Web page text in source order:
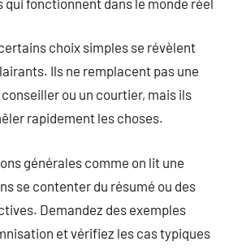
choix simples se révèlent
Ils ne remplacent pas une
ou un courtier, mais ils
rapidement les choses.
générales comme on lit une
se contenter du résumé ou des
Demandez des exemples
et vérifiez les cas typiques